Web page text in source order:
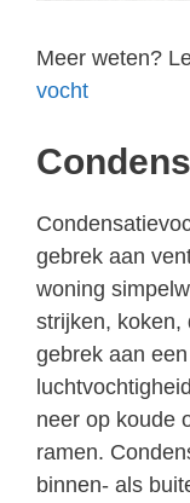
Meer weten?
vocht
gebrek aan
woning
strijken, koken,
gebrek aan
neer op koude
ramen.
binnen- als